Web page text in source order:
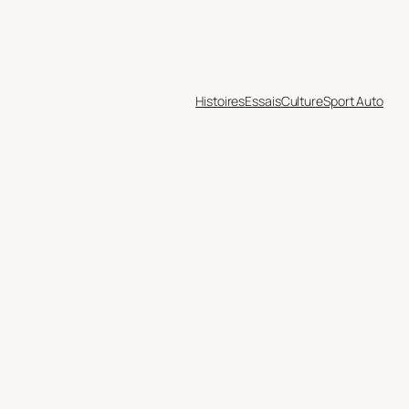
HistoiresEssaisCultureSport Auto